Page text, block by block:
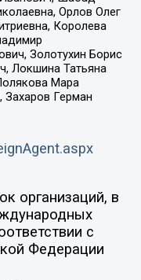
Орлов Олег
Королева
Золотухин Борис
Локшина Татьяна
Мара
Герман
организаций, в
с
Федерации